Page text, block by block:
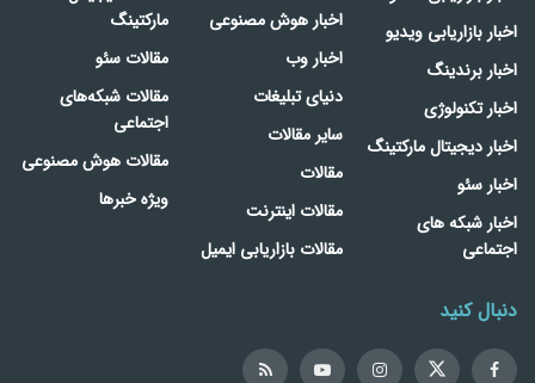
اخبار بازاریابی ویدیو
اخبار برندینگ
اخبار تکنولوژی
اخبار دیجیتال مارکتینگ
اخبار سئو
اخبار شبکه های
اجتماعی
اخبار هوش مصنوعی
اخبار وب
دنیای تبلیغات
سایر مقالات
مقالات
مقالات اینترنت
مقالات بازاریابی ایمیل
مارکتینگ
مقالات سئو
مقالات شبکه‌های
اجتماعی
مقالات هوش مصنوعی
ویژه خبرها
دنبال کنید